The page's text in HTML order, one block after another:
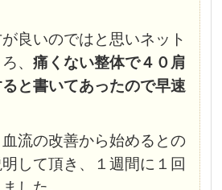
良いのではと思いネット
、痛くない整体で４０肩
と書いてあったので早速
流の改善から始めるとの
して頂き、１週間に１回